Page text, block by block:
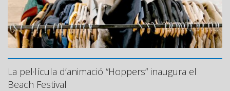
La pel·lícula d’animació “Hoppers” inaugura el
Beach Festival